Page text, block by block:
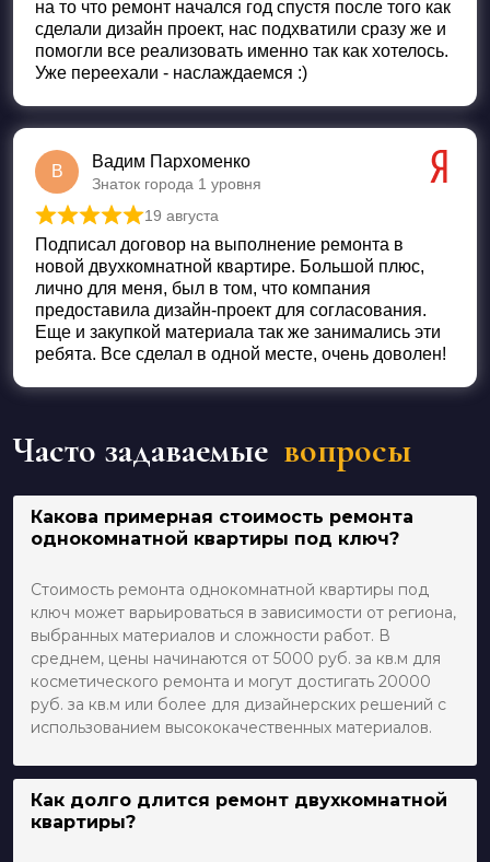
на то что ремонт начался год спустя после того как
сделали дизайн проект, нас подхватили сразу же и
помогли все реализовать именно так как хотелось.
Уже переехали - наслаждаемся :)
В
Вадим Пархоменко
Знаток города 1 уровня
Оценка из 5
19 августа
Подписал договор на выполнение ремонта в
новой двухкомнатной квартире. Большой плюс,
лично для меня, был в том, что компания
предоставила дизайн-проект для согласования.
Еще и закупкой материала так же занимались эти
ребята. Все сделал в одной месте, очень доволен!
Часто задаваемые вопросы
Какова примерная стоимость ремонта
однокомнатной квартиры под ключ?
Стоимость ремонта однокомнатной квартиры под
ключ может варьироваться в зависимости от региона,
выбранных материалов и сложности работ. В
среднем, цены начинаются от 5000 руб. за кв.м для
косметического ремонта и могут достигать 20000
руб. за кв.м или более для дизайнерских решений с
использованием высококачественных материалов.
Как долго длится ремонт двухкомнатной
квартиры?